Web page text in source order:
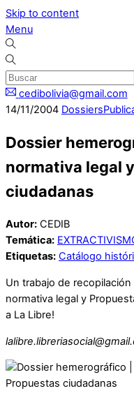
Skip to content
Menu
cedibolivia@gmail.com
14/11/2004 Dossiers
Dossier
normativa legal
ciudadanas
Autor: CEDIB
Temática:
Etiquetas: Catálogo
Un trabajo de
normativa legal y
a La Libre!